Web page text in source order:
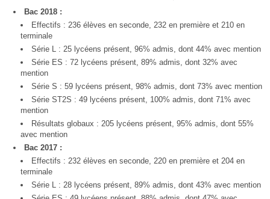
Bac 2018 :
Effectifs : 236 élèves en seconde, 232 en première et 210 en
terminale
Série L : 25 lycéens présent, 96% admis, dont 44% avec mention
Série ES : 72 lycéens présent, 89% admis, dont 32% avec
mention
Série S : 59 lycéens présent, 98% admis, dont 73% avec mention
Série ST2S : 49 lycéens présent, 100% admis, dont 71% avec
mention
Résultats globaux : 205 lycéens présent, 95% admis, dont 55%
avec mention
Bac 2017 :
Effectifs : 232 élèves en seconde, 220 en première et 204 en
terminale
Série L : 28 lycéens présent, 89% admis, dont 43% avec mention